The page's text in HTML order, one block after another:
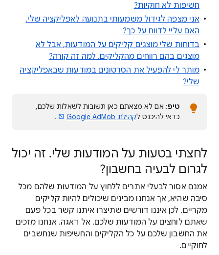
חשיפות לא חוקיות?
אני מצפה לגידול משמעותי בתנועה לאפליקציה שלי.
האם עליי לדווח על כך?
בדוחות שלי מוצגים קליקים על המודעות, אבל לא
מוצגים בהם רווחים מהקליקים. למה זה קורה?
מותר לי להפעיל את הסרטונים במודעות שבאפליקציה
שלי?
טיפ: אם לא מצאתם כאן תשובות לשאלות שלכם,
כדאי להיכנס לקהילת Google AdMob .
לחצתי בטעות על המודעות שלי. זה יכול
לגרום לבעיה בחשבון?
אמנם אסור לבעלי אתרים ללחוץ על המודעות שלהם מכל
סיבה שהיא, אך אנחנו מבינים שיכולים להיות קליקים
מקריים. לכן איננו דורשים שתיצרו איתנו קשר בכל פעם
שאתם לוחצים על המודעות שלכם. אל דאגה. אנחנו מזכים
את החשבון שלכם על כל הקליקים והחשיפות שנחשבים
לחוקיים.